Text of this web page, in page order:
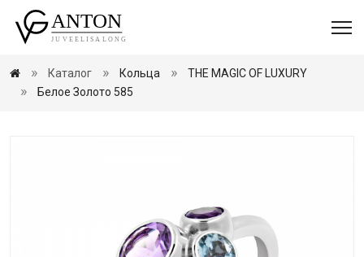
Каталог Кольца
THE MAGIC OF LUXURY
Белое Золото 585